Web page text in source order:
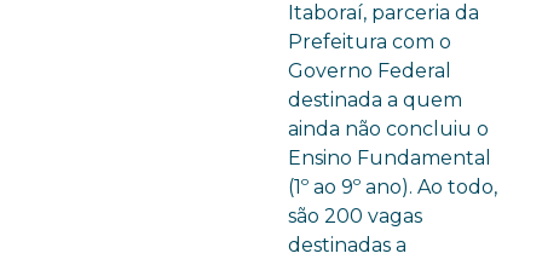
Itaboraí, parceria da
Prefeitura com o
Governo Federal
destinada a quem
ainda não concluiu o
Ensino Fundamental
(1º ao 9º ano). Ao todo,
são 200 vagas
destinadas a